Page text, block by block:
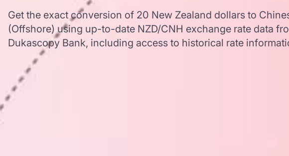
Get the exact conversion of 20 New Zealand dollars to
(Offshore) using up-to-date NZD/CNH exchange rate data
Dukascopy Bank, including access to historical rate